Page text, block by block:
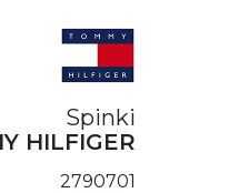
Spinki
HILFIGER
2790701